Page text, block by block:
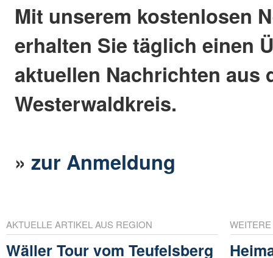
Mit unserem kostenlosen
erhalten Sie täglich einen
aktuellen Nachrichten aus
Westerwaldkreis.
»zur Anmeldung
AKTUELLE ARTIKEL AUS REGION
Wäller Tour vom Teufelsberg